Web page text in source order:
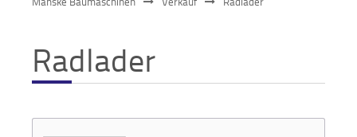
Anbaugeräte
Sonstiges
Verkauf
Radlader